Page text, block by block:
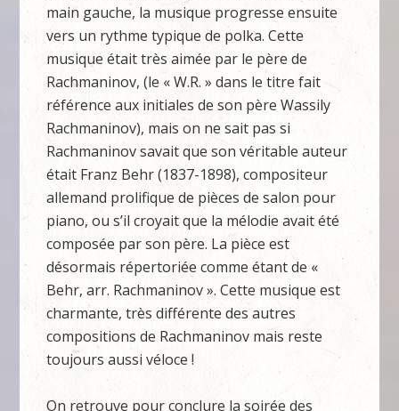
main gauche, la musique progresse ensuite
vers un rythme typique de polka. Cette
musique était très aimée par le père de
Rachmaninov, (le « W.R. » dans le titre fait
référence aux initiales de son père Wassily
Rachmaninov), mais on ne sait pas si
Rachmaninov savait que son véritable auteur
était Franz Behr (1837-1898), compositeur
allemand prolifique de pièces de salon pour
piano, ou s’il croyait que la mélodie avait été
composée par son père. La pièce est
désormais répertoriée comme étant de «
Behr, arr. Rachmaninov ». Cette musique est
charmante, très différente des autres
compositions de Rachmaninov mais reste
toujours aussi véloce !
On retrouve pour conclure la soirée des